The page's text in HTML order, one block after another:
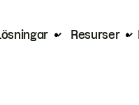
Lösningar Resurser